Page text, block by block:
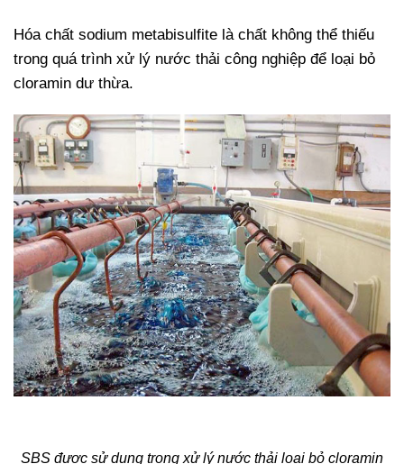
Hóa chất sodium metabisulfite là chất không thể thiếu
trong quá trình xử lý nước thải công nghiệp để loại bỏ
cloramin dư thừa.
SBS được sử dụng trong xử lý nước thải loại bỏ cloramin